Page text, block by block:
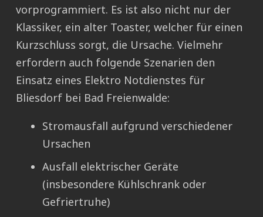
vorprogrammiert. Es ist also nicht nur der
Klassiker, ein alter Toaster, welcher für einen
Kurzschluss sorgt, die Ursache. Vielmehr
erfordern auch folgende Szenarien den
Einsatz eines Elektro Notdienstes für
Bliesdorf bei Bad Freienwalde:
Stromausfall aufgrund verschiedener
Ursachen
Ausfall elektrischer Geräte
(insbesondere Kühlschrank oder
Gefriertruhe)